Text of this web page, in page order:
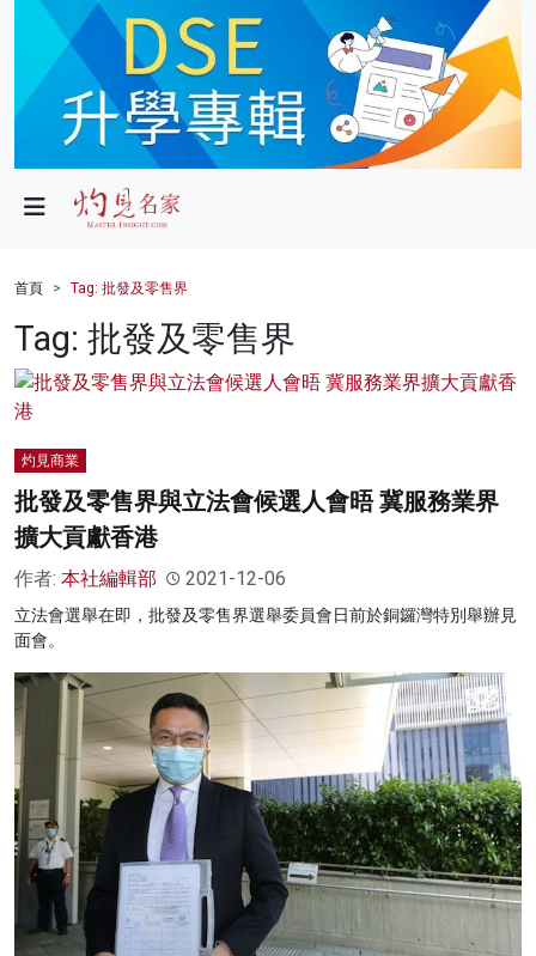
政局
財經
健康
科技
影片
名家榜
灼見活動
關於我們
首頁 Tag: 批發及零售界
Tag: 批發及零售界
灼見商業
批發及零售界與立法會候選人會晤 冀服務業界
擴大貢獻香港
作者: 本社編輯部 2021-12-06
立法會選舉在即，批發及零售界選舉委員會日前於銅鑼灣特別舉辦見
面會。